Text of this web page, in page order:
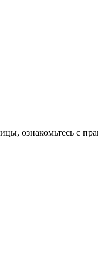
ознакомьтесь с